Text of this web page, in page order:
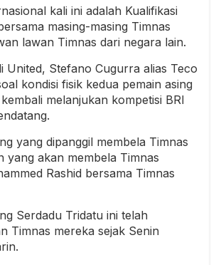
kali ini adalah Kualifikasi
masing-masing Timnas
lawan Timnas dari negara lain.
United, Stefano Cugurra alias Teco
kondisi fisik kedua pemain asing
melanjukan kompetisi BRI
yang dipanggil membela Timnas
yang akan membela Timnas
Rashid bersama Timnas
Serdadu Tridatu ini telah
Timnas mereka sejak Senin